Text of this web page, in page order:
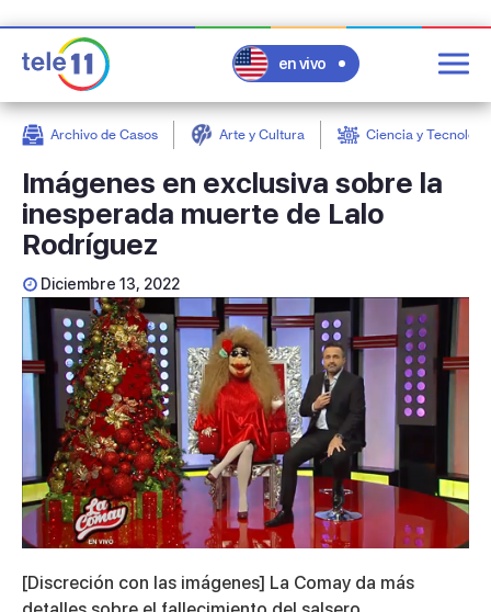
en vivo
Archivo de Casos Arte y Cultura Ciencia y
Imágenes en exclusiva sobre la
inesperada muerte de Lalo
Rodríguez
Diciembre 13, 2022
of
11
[Discreción con las imágenes] La Comay da más
post